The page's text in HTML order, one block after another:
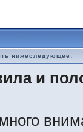
нижеследующее:
и